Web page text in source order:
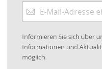
04.11.2018:
16.01.2017:JETZT NEU-
Maestro)
12.01.2017:JETZT NEU-
zum
Informieren Sie sich über
Informationen und
möglich.